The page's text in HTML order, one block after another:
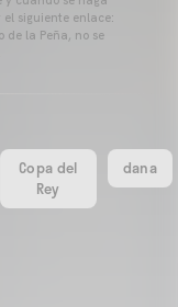
siguiente enlace:
de la Peña, no se
Copa del
Rey
dana